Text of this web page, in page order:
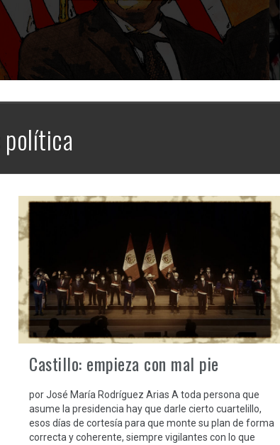
política
Castillo: empieza con mal pie
por José María Rodríguez Arias A toda persona que
asume la presidencia hay que darle cierto cuartelillo,
esos días de cortesía para que monte su plan de forma
correcta y coherente, siempre vigilantes con lo que